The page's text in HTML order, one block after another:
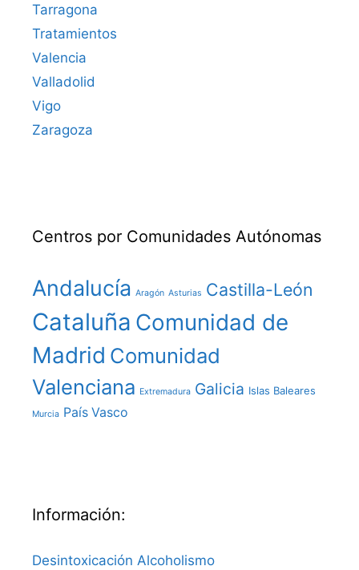
Tarragona
Tratamientos
Valencia
Valladolid
Vigo
Zaragoza
Centros por Comunidades Autónomas
Andalucía Aragón Asturias Castilla-León
Cataluña Comunidad de
Madrid Comunidad
Valenciana Extremadura Galicia Islas Baleares
Murcia País Vasco
Información:
Desintoxicación Alcoholismo